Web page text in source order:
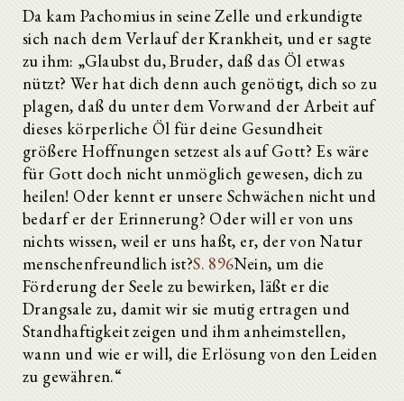
Da kam Pachomius in seine Zelle und erkundigte
sich nach dem Verlauf der Krankheit, und er sagte
zu ihm: „Glaubst du, Bruder, daß das Öl etwas
nützt? Wer hat dich denn auch genötigt, dich so zu
plagen, daß du unter dem Vorwand der Arbeit auf
dieses körperliche Öl für deine Gesundheit
größere Hoffnungen setzest als auf Gott? Es wäre
für Gott doch nicht unmöglich gewesen, dich zu
heilen! Oder kennt er unsere Schwächen nicht und
bedarf er der Erinnerung? Oder will er von uns
nichts wissen, weil er uns haßt, er, der von Natur
menschenfreundlich ist?S. 896Nein, um die
Förderung der Seele zu bewirken, läßt er die
Drangsale zu, damit wir sie mutig ertragen und
Standhaftigkeit zeigen und ihm anheimstellen,
wann und wie er will, die Erlösung von den Leiden
zu gewähren.“